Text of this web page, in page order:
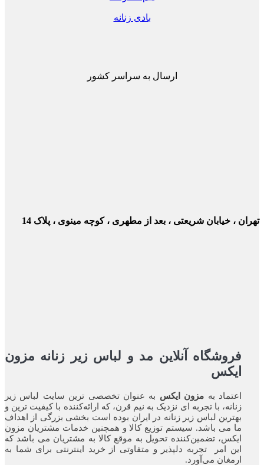
بادی زنانه
ارسال به سراسر کشور
، خیابان شریعتی ، بعد از مطهری ، کوچه مینوی ، پلاک 14
فروشگاه آنلاین مد و لباس زیر زنانه مزون
ایکس
اعتماد بهمزون ایکس به عنوان تخصصی ترین سایت لباس زیر
زنانه، با تجربه ای نزدیک به نیم قرن، که ارائه‌کننده با کیفیت ترین و
بهترین لباس زیر زنانه در ایران بوده ‌است بخشی بزرگی از اهداف
ما می باشد. سیستم توزیع کالا و همچنین خدمات مشتریان مزون
ایکس، تضمین‌کننده‌ تحویل به موقع کالا به مشتریان می باشد که
این امر تجربه‌ دلپذیر و متفاوتی از خرید اینترنتی برای شما به
ارمغان می‌آورد.